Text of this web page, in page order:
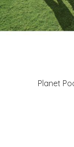
Planet